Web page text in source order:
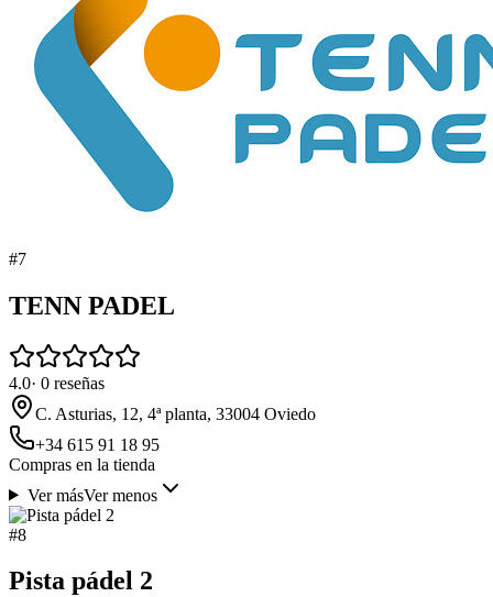
#7
TENN PADEL
4.0· 0 reseñas
C. Asturias, 12, 4ª planta, 33004 Oviedo
+34 615 91 18 95
Compras en la tienda
Ver másVer menos
#8
Pista pádel 2